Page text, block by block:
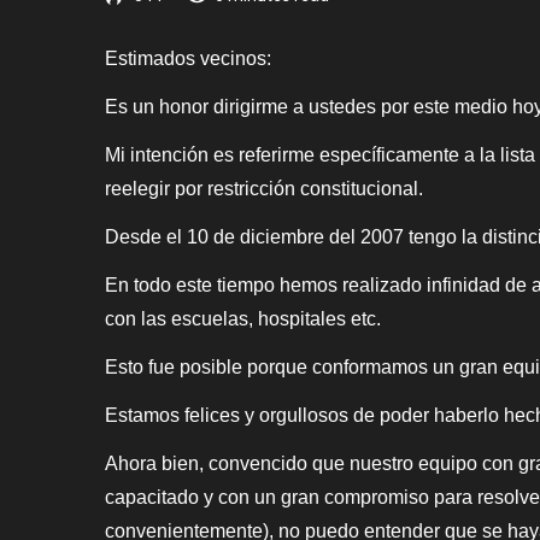
Estimados vecinos:
Es un honor dirigirme a ustedes por este medio
Mi intención es referirme específicamente a la
reelegir por restricción constitucional.
Desde el 10 de diciembre del 2007 tengo la
En todo este tiempo hemos realizado infinidad
con las escuelas, hospitales etc.
Esto fue posible porque conformamos un gran
Estamos felices y orgullosos de poder haberlo
Ahora bien, convencido que nuestro equipo con
capacitado y con un gran compromiso para
convenientemente), no puedo entender que se